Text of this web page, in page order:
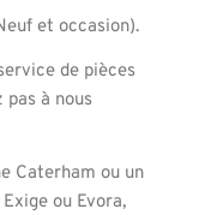
et occasion).
de pièces
pas à nous
Caterham ou un
ou Evora,